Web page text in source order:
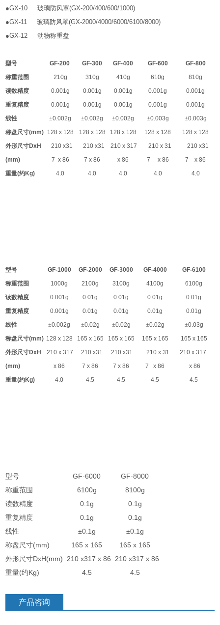
●GX-10玻璃防风罩(GX-200/400/600/1000)
●GX-11玻璃防风罩(GX-2000/4000/6000/6100/8000)
●GX-12动物称重盘
型号 GF-200 GF-300 GF-400 GF-600
GF-800
称重范围
210g 310g 410g 610g
810g
读数精度
0.001g 0.001g 0.001g 0.001g
0.001g
重复精度
0.001g 0.001g 0.001g 0.001g
0.001g
线性
±0.002g ±0.002g ±0.002g ±0.003g ±0.003g
称盘尺寸(mm) 128 x 128 128 x 128 128 x 128 128 x 128
128 x 128
外形尺寸DxH
(mm)
210 x31
7 x 86
210 x31
7 x 86
210 x 317
x 86
210 x 31
7 x 86
210 x31
7 x 86
重量(约Kg) 4.0 4.0 4.0 4.0 4.0
型号 GF-1000 GF-2000 GF-3000 GF-4000
GF-6100
称重范围
1000g 2100g 3100g 4100g
6100g
读数精度
0.001g 0.01g 0.01g 0.01g
0.01g
重复精度
0.001g 0.01g 0.01g 0.01g
0.01g
线性
±0.002g ±0.02g ±0.02g ±0.02g ±0.03g
称盘尺寸(mm) 128 x 128 165 x 165 165 x 165 165 x 165
165 x 165
外形尺寸DxH
(mm)
210 x 317
x 86
210 x31
7 x 86
210 x31
7 x 86
210 x 31
7 x 86
210 x 317
x 86
重量(约Kg) 4.0 4.5 4.5 4.5 4.5
型号 GF-6000
GF-8000
称重范围
6100g
8100g
读数精度
0.1g
0.1g
重复精度
0.1g
0.1g
线性
±0.1g
±0.1g
称盘尺寸(mm)
165 x 165
165 x 165
外形尺寸DxH(mm) 210 x317 x 86 210 x317 x 86
重量(约Kg)
4.5 4.5
产品咨询